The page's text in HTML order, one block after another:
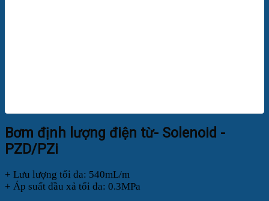
Bơm định lượng điện từ- Solenoid -
PZD/PZi
+ Lưu lượng tối đa: 540mL/m
+ Áp suất đầu xả tối đa: 0.3MPa